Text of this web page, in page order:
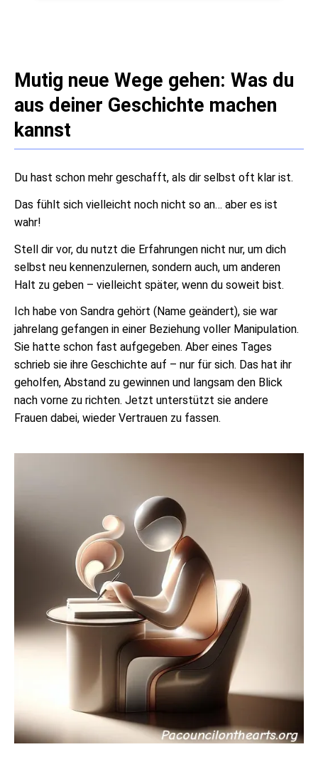
Mutig neue Wege gehen: Was du
aus deiner Geschichte machen
kannst
Du hast schon mehr geschafft, als dir selbst oft klar ist.
Das fühlt sich vielleicht noch nicht so an… aber es ist
wahr!
Stell dir vor, du nutzt die Erfahrungen nicht nur, um dich
selbst neu kennenzulernen, sondern auch, um anderen
Halt zu geben – vielleicht später, wenn du soweit bist.
Ich habe von Sandra gehört (Name geändert), sie war
jahrelang gefangen in einer Beziehung voller Manipulation.
Sie hatte schon fast aufgegeben. Aber eines Tages
schrieb sie ihre Geschichte auf – nur für sich. Das hat ihr
geholfen, Abstand zu gewinnen und langsam den Blick
nach vorne zu richten. Jetzt unterstützt sie andere
Frauen dabei, wieder Vertrauen zu fassen.